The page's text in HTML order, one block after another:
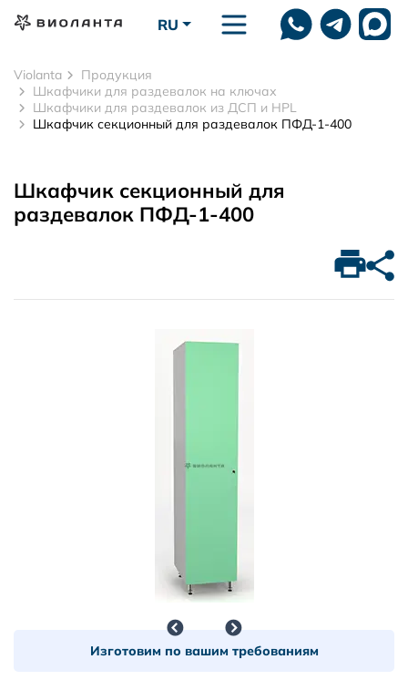
RU
Violanta
Продукция
Шкафчики для раздевалок на ключах
Шкафчики для раздевалок из ДСП и HPL
Шкафчик секционный для раздевалок ПФД-1-400
Шкафчик секционный для
раздевалок ПФД-1-400
Изготовим по вашим требованиям